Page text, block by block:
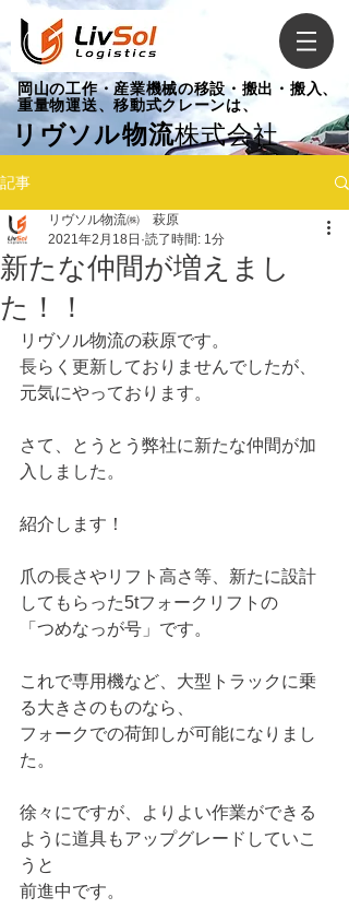
​岡山の工作・産業機械の移設・搬出・搬入、
重量物運送、移動式クレーンは、
リヴソル物流株式会社
記事
新たな仲間が増えまし
た！！
リヴソル物流㈱ 萩原
2021年2月18日 読了時間: 1分
リヴソル物流の萩原です。
長らく更新しておりませんでしたが、
元気にやっております。
さて、とうとう弊社に新たな仲間が加
入しました。
紹介します！
爪の長さやリフト高さ等、新たに設計
してもらった5tフォークリフトの
「つめなっが号」です。
これで専用機など、大型トラックに乗
る大きさのものなら、
フォークでの荷卸しが可能になりまし
た。
徐々にですが、よりよい作業ができる
ように道具もアップグレードしていこ
うと
前進中です。